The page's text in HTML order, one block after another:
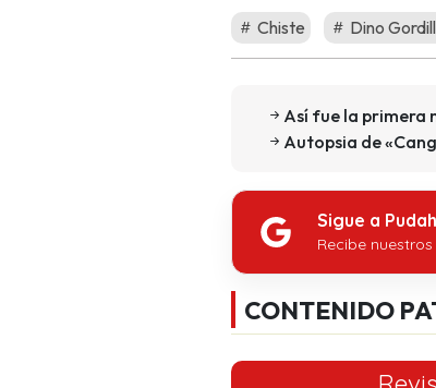
https://twitter.com/
Chiste Dino
Así fue la primera
Autopsia de
Sigue a
Recibe